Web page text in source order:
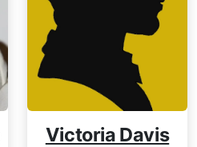
Victoria Davis